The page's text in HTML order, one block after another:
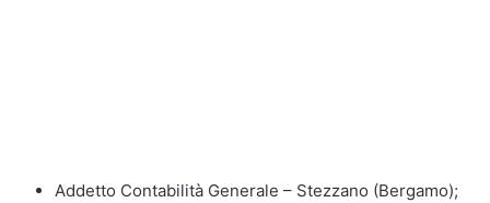
Addetto Contabilità Generale – Stezzano (Bergamo);